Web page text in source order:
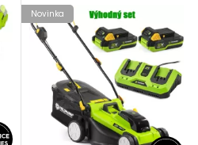
Novinka